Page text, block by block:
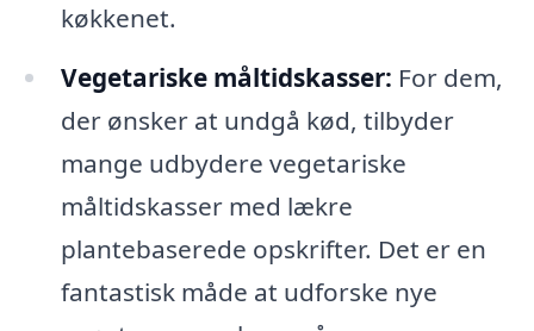
køkkenet.
Vegetariske måltidskasser: For dem,
der ønsker at undgå kød, tilbyder
mange udbydere vegetariske
måltidskasser med lækre
plantebaserede opskrifter. Det er en
fantastisk måde at udforske nye